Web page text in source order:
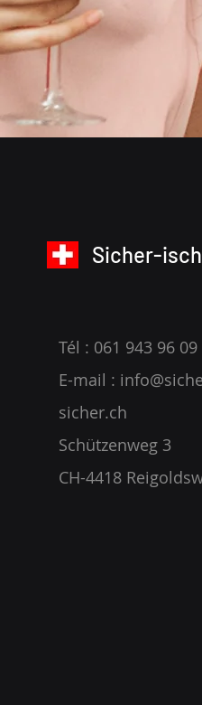
Sicher-
Tél : 061 943 96 09
E-mail :
sicher.ch
Schützenweg 3
CH-4418